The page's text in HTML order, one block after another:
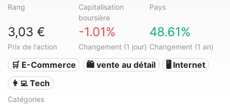
Rang
Capitalisation
boursière
Pays
3,03 €
Prix de l'action
-1.01%
Changement (1 jour)
48.61%
Changement (1 an)
🛒 E-Commerce 🛍️ vente au détail
🖥️ Internet
👩‍💻 Tech
Catégories